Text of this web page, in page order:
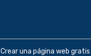
Crear una página web gratis